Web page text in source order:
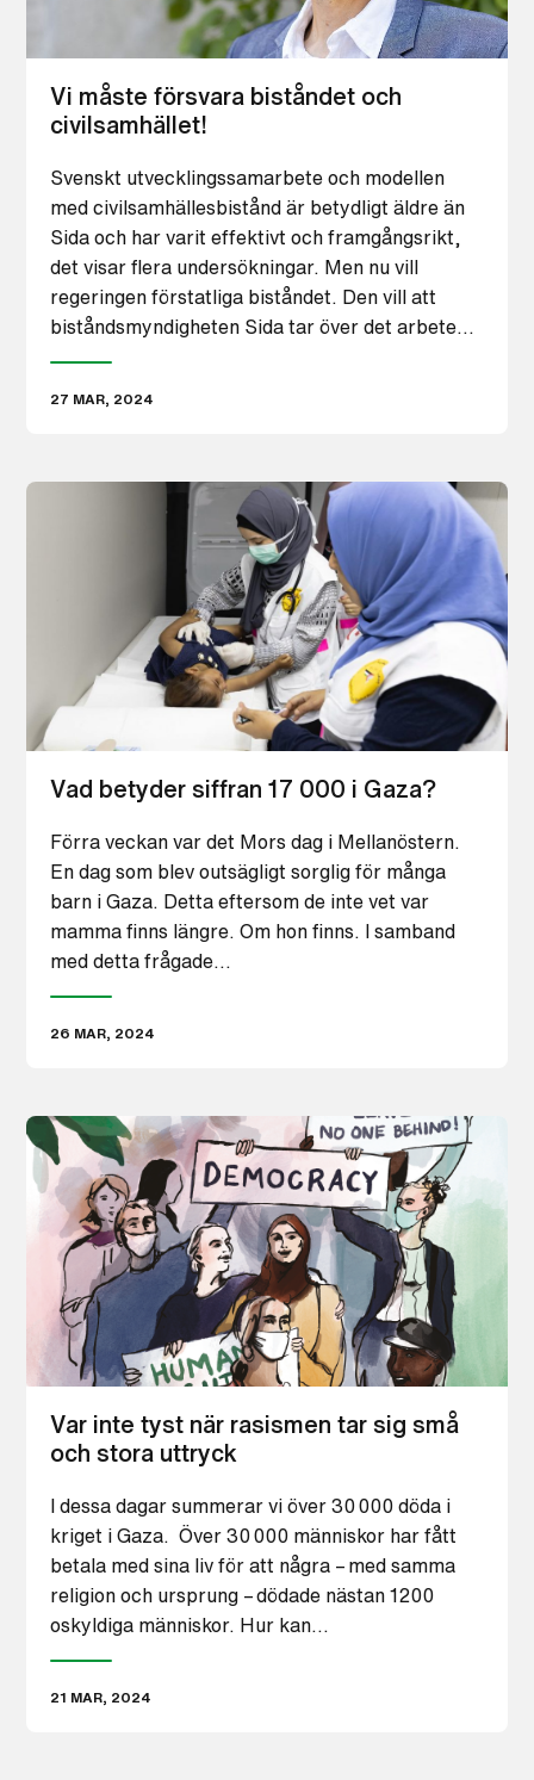
Vi måste försvara biståndet och
civilsamhället!
Svenskt utvecklingssamarbete och modellen
med civilsamhällesbistånd är betydligt äldre än
Sida och har varit effektivt och framgångsrikt,
det visar flera undersökningar. Men nu vill
regeringen förstatliga biståndet. Den vill att
biståndsmyndigheten Sida tar över det arbete…
27 MAR, 2024
Vad betyder siffran 17 000 i Gaza?
Förra veckan var det Mors dag i Mellanöstern.
En dag som blev outsägligt sorglig för många
barn i Gaza. Detta eftersom de inte vet var
mamma finns längre. Om hon finns. I samband
med detta frågade…
26 MAR, 2024
Var inte tyst när rasismen tar sig små
och stora uttryck
I dessa dagar summerar vi över 30 000 döda i
kriget i Gaza. Över 30 000 människor har fått
betala med sina liv för att några – med samma
religion och ursprung – dödade nästan 1200
oskyldiga människor. Hur kan…
21 MAR, 2024